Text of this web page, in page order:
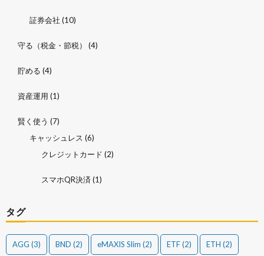
証券会社 (10)
守る（税金・節税） (4)
貯める (4)
資産運用 (1)
賢く使う (7)
キャッシュレス (6)
クレジットカード (2)
スマホQR決済 (1)
タグ
AGG (3) BND (2) eMAXIS Slim (2) ETF(2) ETH (2)